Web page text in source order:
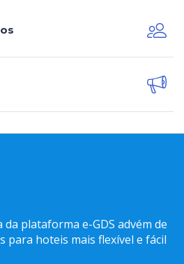
plataforma e-GDS advém de
para hoteis mais flexível e fácil